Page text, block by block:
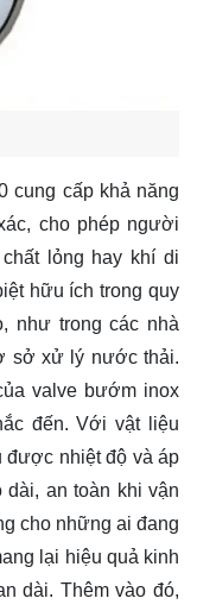
cung cấp khả năng
cho phép người
lỏng hay khí di
hữu ích trong quy
như trong các nhà
sở xử lý nước thải.
valve bướm inox
đến. Với vật liệu
được nhiệt độ và áp
dài, an toàn khi vận
cho những ai đang
lại hiệu quả kinh
dài. Thêm vào đó,